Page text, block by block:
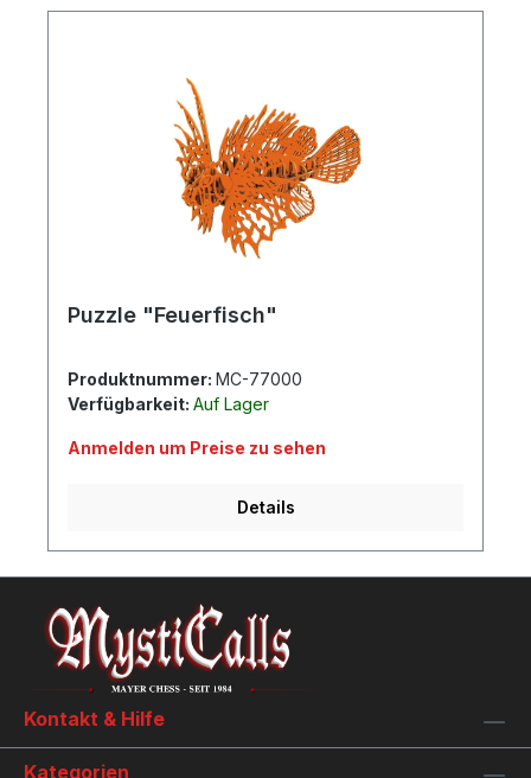
Puzzle "Feuerfisch"
Produktnummer: MC-77000
Verfügbarkeit: Auf Lager
Anmelden um Preise zu sehen
Details
Kontakt & Hilfe
Kategorien